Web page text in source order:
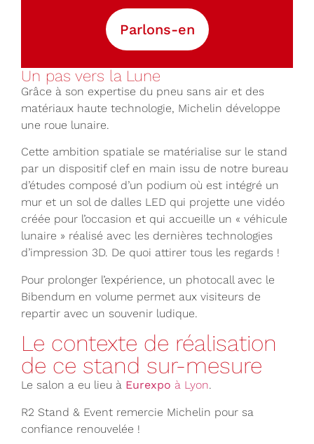
Parlons-en
Un pas vers la Lune
Grâce à son expertise du pneu sans air et des
matériaux haute technologie, Michelin développe
une roue lunaire.
Cette ambition spatiale se matérialise sur le stand
par un dispositif clef en main issu de notre bureau
d’études composé d’un podium où est intégré un
mur et un sol de dalles LED qui projette une vidéo
créée pour l’occasion et qui accueille un « véhicule
lunaire » réalisé avec les dernières technologies
d’impression 3D. De quoi attirer tous les regards !
Pour prolonger l’expérience, un photocall avec le
Bibendum en volume permet aux visiteurs de
repartir avec un souvenir ludique.
Le contexte de réalisation
de ce stand sur-mesure
Le salon a eu lieu à Eurexpo à Lyon.
R2 Stand & Event remercie Michelin pour sa
confiance renouvelée !